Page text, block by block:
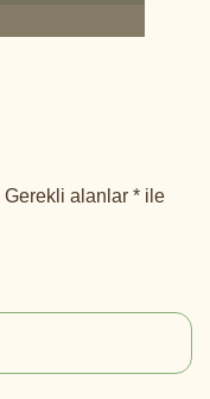
Gerekli alanlar * ile